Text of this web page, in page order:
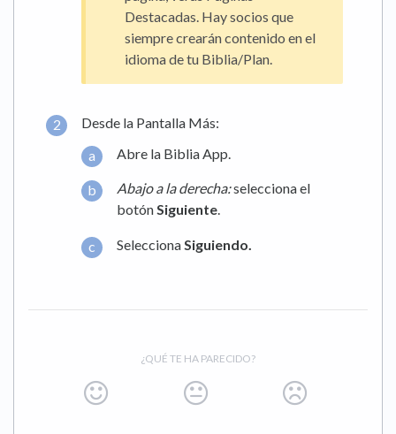
Destacadas. Hay socios que
siempre crearán contenido en el
idioma de tu Biblia/Plan.
Desde la Pantalla Más:
Abre la Biblia App.
Abajo a la derecha:selecciona el
botónSiguiente.
Selecciona Siguiendo.
¿QUÉ TE HA PARECIDO?